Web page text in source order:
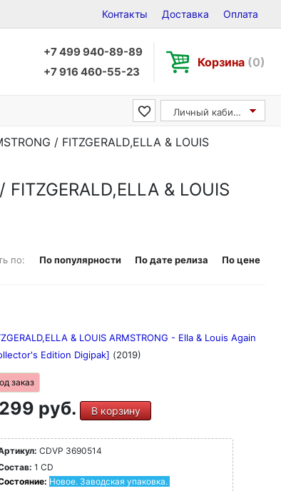
Контакты Доставка Оплата
+7 499 940-89-89
+7 916 460-55-23
Корзина (0)
Личный кабинет
/ FITZGERALD,ELLA & LOUIS
& LOUIS
по: По популярности По дате релиза По цене
& LOUIS ARMSTRONG - Ella & Louis Again
Edition Digipak] (2019)
заказ
руб. В корзину
CDVP 3690514
1 CD
Новое. Заводская упаковка.